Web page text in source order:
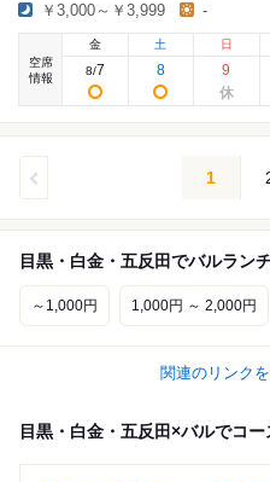
￥3,000～￥3,999 -
空席
情報
金
8/7
土
8
日
9
1
目黒・白金・五反田でバルラン
～1,000円 1,000円 ～ 2,000円
関連のリンク
目黒・白金・五反田×バルでコ